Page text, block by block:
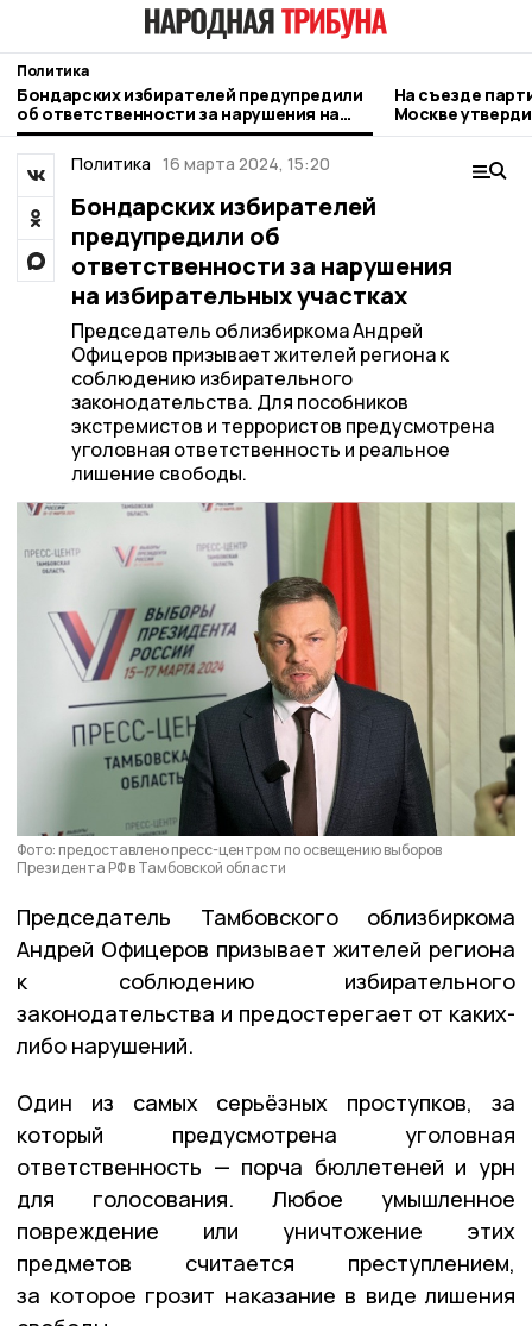
Политика
Бондарских избирателей предупредили
об ответственности за нарушения на
избирательных участках
На съезде
Москве
выборы
Политика 16 марта 2024, 15:20
Бондарских избирателей
предупредили об
ответственности за нарушения
на избирательных участках
Председатель облизбиркома Андрей
Офицеров призывает жителей региона к
соблюдению избирательного
законодательства. Для пособников
экстремистов и террористов предусмотрена
уголовная ответственность и реальное
лишение свободы.
Фото: предоставлено пресс-центром по освещению выборов
Президента РФ в Тамбовской области
Председатель Тамбовского облизбиркома
Андрей Офицеров призывает жителей региона
к соблюдению избирательного
законодательства и предостерегает от каких-
либо нарушений.
Один из самых серьёзных проступков, за
который предусмотрена уголовная
ответственность — порча бюллетеней и урн
для голосования. Любое умышленное
повреждение или уничтожение этих
предметов считается преступлением,
за которое грозит наказание в виде лишения